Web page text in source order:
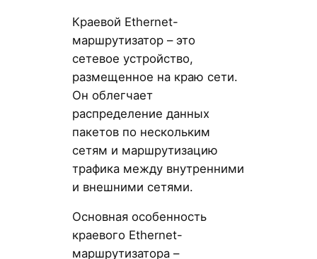
Краевой Ethernet-
маршрутизатор – это
сетевое устройство,
размещенное на краю сети.
Он облегчает
распределение данных
пакетов по нескольким
сетям и маршрутизацию
трафика между внутренними
и внешними сетями.
Основная особенность
краевого Ethernet-
маршрутизатора –